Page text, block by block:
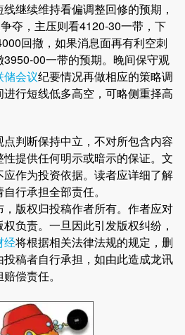
续维持看偏调整回修的预期，
夺，主压则看4120-30一带，下
回撤，如果消息面再有利空刺
00一带的预期。晚间保守观
储会议纪要情况再做相应的策略调
行短线低多高空，可略侧重择高
判断保持中立，不对所包含内容
提供任何明示或暗示的保证。文
作为投资依据。读者应详细了解
行承担全部责任。
版权归投稿作者所有。作者应对
负责。一旦因此引发版权纠纷，
经将根据相关法律法规的规定，删
稿者自行承担，如由此造成龙讯
偿责任。